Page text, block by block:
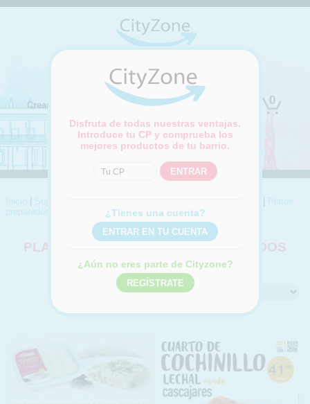
(Cambiar ubicación)
Crear cuenta Iniciar sesión 0
Disfruta de todas nuestras ventajas.
Introduce tu CP y comprueba los
mejores productos de tu barrio.
¿Tienes una cuenta?
¿Aún no eres parte de Cityzone?
Inicio Supermercado
Platos
preparados y elaborados
PLATOS PREPARADOS Y ELABORADOS
Compra online Platos preparados y elaborados